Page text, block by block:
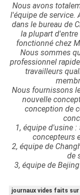
Nous avons
l'équipe de service.
dans le bureau de
la plupart
fonctionné chez
Nous sommes
professionnel
travailleurs
Nous fournissons
nouvelle
conception de
1, équipe d'usine
concepteurs
2, équipe de
de
3, équipe de
journaux vides faits